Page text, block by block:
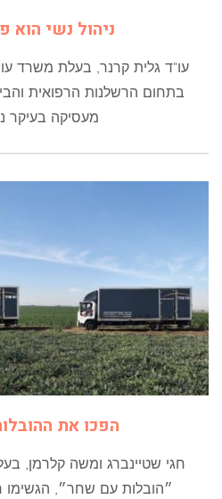
ניהול נשי הוא
עו"ד גלית קרנר, בעלת משרד
בתחום הרשלנות הרפואית
מעסיקה בעיקר
הפכו את
חגי שטיינברג ומשה קלרמן,
״הובלות עם שחר״,